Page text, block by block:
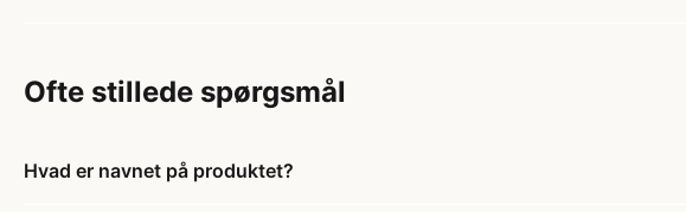
Ofte stillede spørgsmål
Hvad er navnet på produktet?